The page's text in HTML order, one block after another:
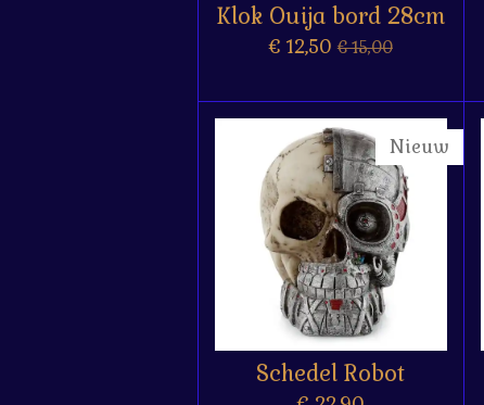
Klok Ouija bord 28cm
€ 12,50 € 15,00
Nieuw
Schedel Robot